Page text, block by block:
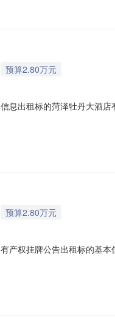
预算2.80万元
息出租标的菏泽牡丹大酒
现场实物为准。底价：
预算2.80万元
产权挂牌公告出租标的基
[2025]菏第HZ0033号，标